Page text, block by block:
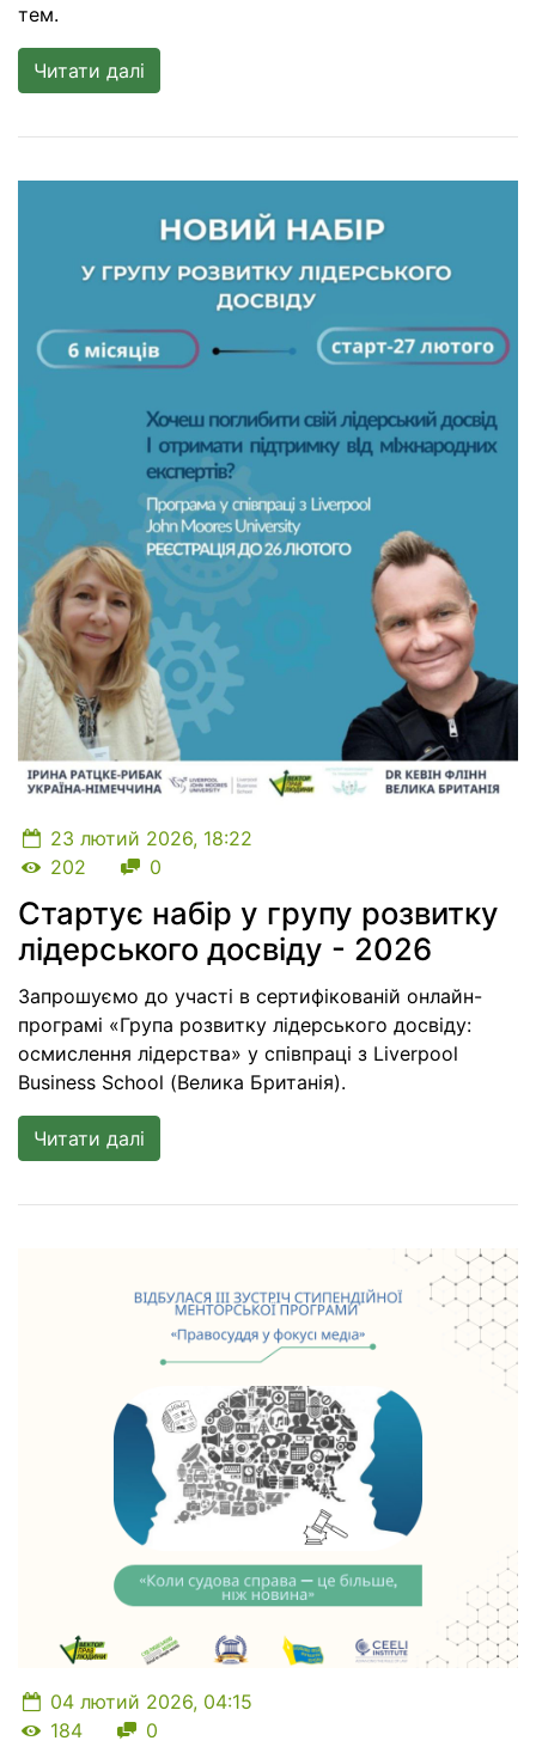
тем.
Читати далі
23 лютий 2026, 18:22
Кількість переглядів
202 Кількість коментарів
0
Стартує набір у групу розвитку
лідерського досвіду - 2026
Запрошуємо до участі в сертифікованій онлайн-
програмі «Група розвитку лідерського досвіду:
осмислення лідерства» у співпраці з Liverpool
Business School (Велика Британія).
Читати далі
04 лютий 2026, 04:15
Кількість переглядів
184 Кількість коментарів
0